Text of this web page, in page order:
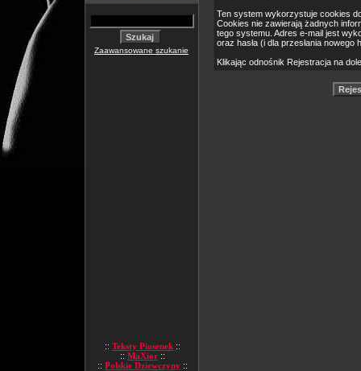
Zaawansowane szukanie
:: Teksty Piosenek ::
:: MaXior ::
:: Polskie Dziewczyny ::
Ten system wykorzystuje cookies
Cookies nie zawierają żadnych
tego systemu. Adres e-mail jest
oraz hasła (i dla przesłania nowego
Klikając odnośnik Rejestracja na